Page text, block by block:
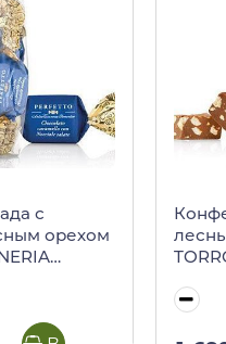
с
орехом